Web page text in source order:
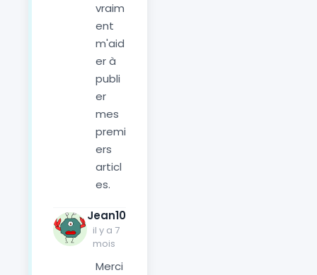
vraim
ent
m'aid
er à
publi
er
mes
premi
ers
articl
es.
Jean10
il y a 7
mois
Merci